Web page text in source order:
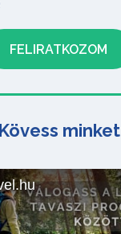
Kövess minket